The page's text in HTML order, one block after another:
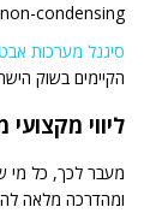
condensing
סיגנל מערכות
הקיימים בשוק
ליווי
מעבר לכך, כל מי
ומהדרכה מלאה